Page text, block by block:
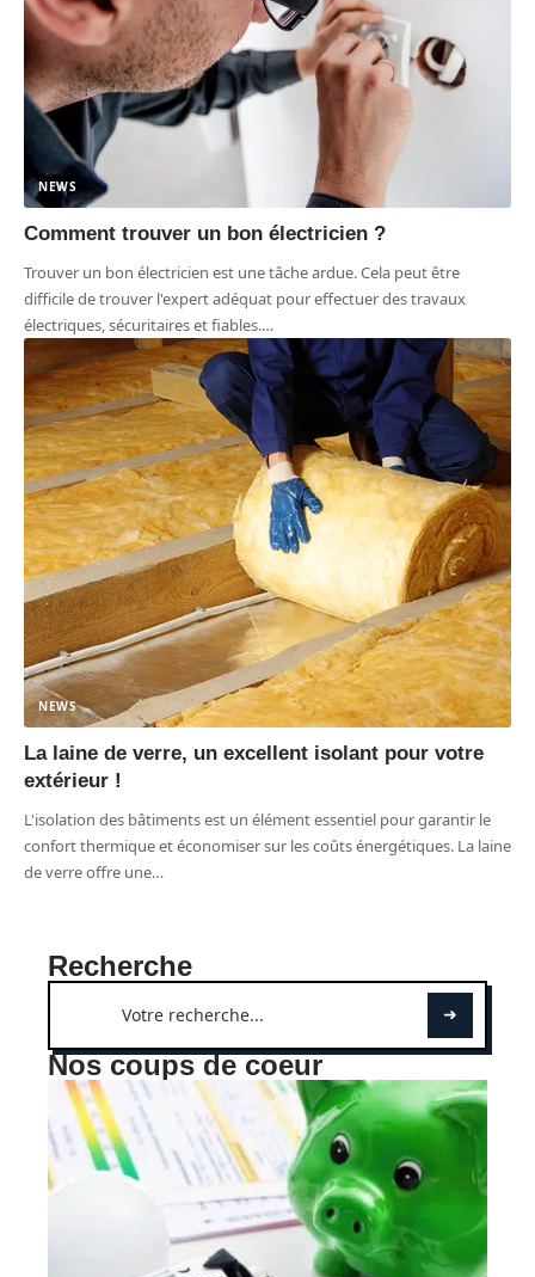
NEWS
Comment trouver un bon électricien ?
Trouver un bon électricien est une tâche ardue. Cela peut être
difficile de trouver l'expert adéquat pour effectuer des travaux
électriques, sécuritaires et fiables.…
NEWS
La laine de verre, un excellent isolant pour votre
extérieur !
L'isolation des bâtiments est un élément essentiel pour garantir le
confort thermique et économiser sur les coûts énergétiques. La laine
de verre offre une…
Recherche
Nos coups de coeur